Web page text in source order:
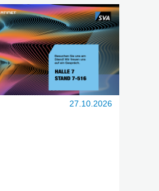
27.10.2026